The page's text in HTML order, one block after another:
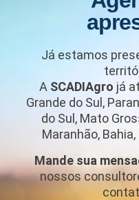
Já estamos
A SCADIAgro já
Grande do Sul,
do Sul, Mato
Maranhão,
Mande sua
nossos